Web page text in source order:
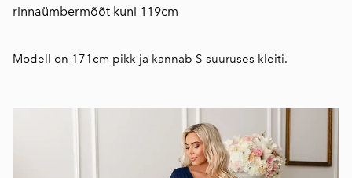
rinnaümbermõõt kuni 119cm
Modell on 171cm pikk ja kannab S-suuruses kleiti.